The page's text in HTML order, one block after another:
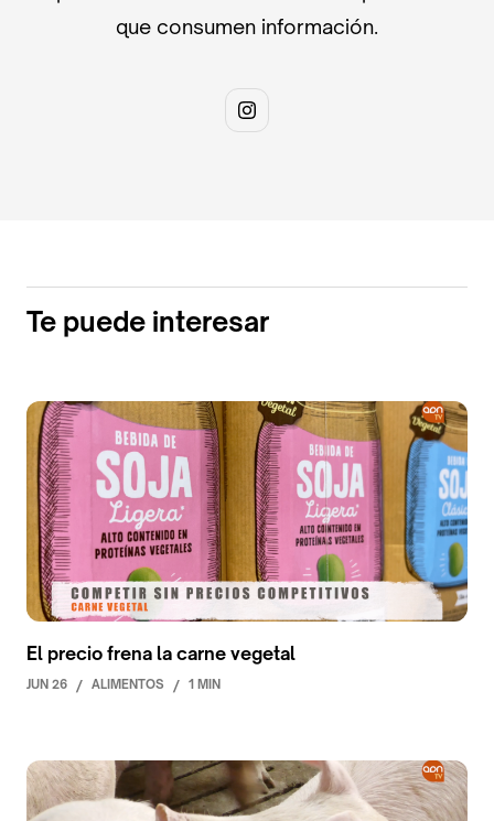
que consumen información.
Te puede interesar
El precio frena la carne vegetal
JUN 26 / ALIMENTOS / 1 MIN